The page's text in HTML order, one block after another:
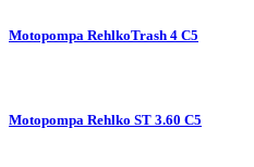
Motopompa RehlkoTrash 4 C5
Motopompa Rehlko ST 3.60 C5